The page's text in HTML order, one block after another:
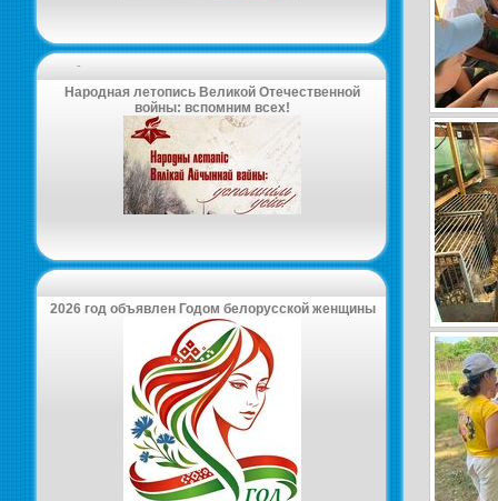
-
Народная летопись Великой Отечественной
войны: вспомним всех!
2026 год объявлен Годом белорусской женщины